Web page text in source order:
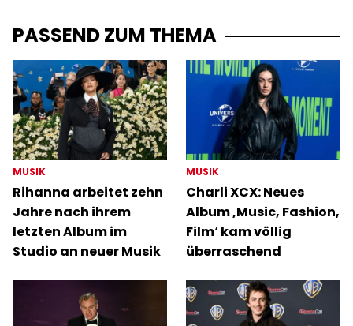
PASSEND ZUM THEMA
MUSIK
Rihanna arbeitet zehn
Jahre nach ihrem
letzten Album im
Studio an neuer Musik
MUSIK
Charli XCX: Neues
Album ‚Music, Fashion,
Film‘ kam völlig
überraschend